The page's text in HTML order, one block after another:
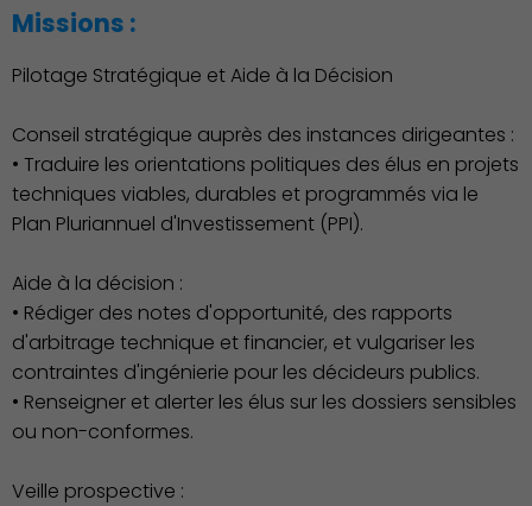
Missions :
Pilotage Stratégique et Aide à la Décision
Conseil stratégique auprès des instances dirigeantes :
• Traduire les orientations politiques des élus en projets
techniques viables, durables et programmés via le
Plan Pluriannuel d'Investissement (PPI).
Aide à la décision :
• Rédiger des notes d'opportunité, des rapports
d'arbitrage technique et financier, et vulgariser les
contraintes d'ingénierie pour les décideurs publics.
• Renseigner et alerter les élus sur les dossiers sensibles
ou non-conformes.
Veille prospective :